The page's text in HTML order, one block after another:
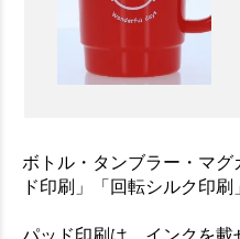
ボトル・タンブラー・マ
ド印刷」「回転シルク印刷